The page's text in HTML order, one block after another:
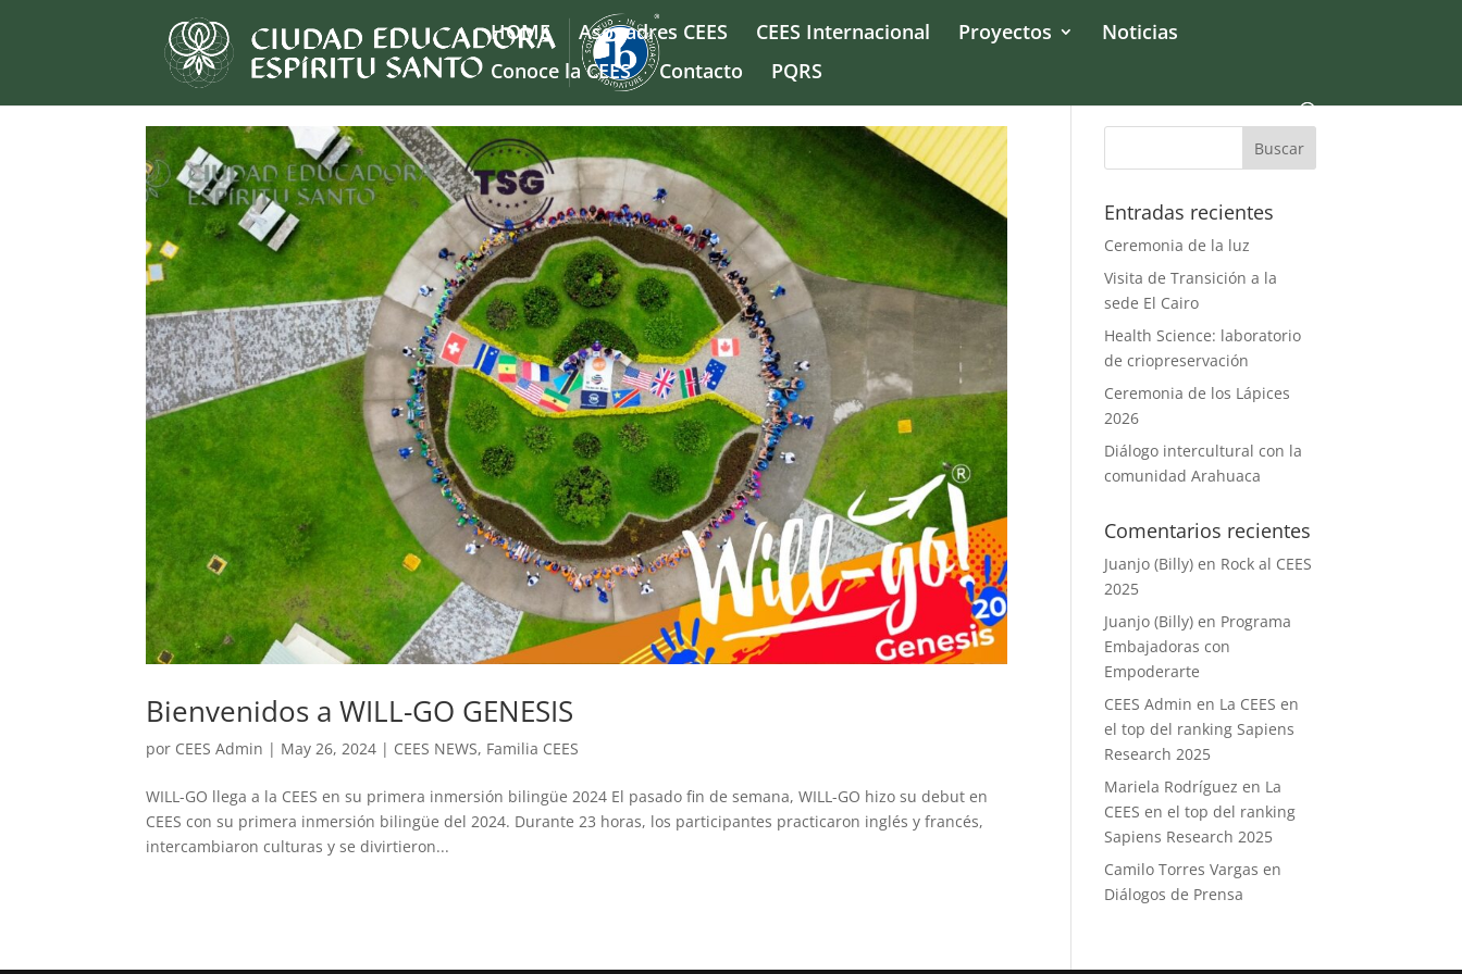
HOME Asopadres CEES CEES Internacional Proyectos
Noticias
Conoce la CEES
Contacto PQRS
Bienvenidos a WILL-GO GENESIS
por CEES Admin | May 26, 2024 | CEES NEWS, Familia CEES
WILL-GO llega a la CEES en su primera inmersión bilingüe 2024 El pasado fin de semana, WILL-GO hizo su debut en
CEES con su primera inmersión bilingüe del 2024. Durante 23 horas, los participantes practicaron inglés y francés,
intercambiaron culturas y se divirtieron...
Entradas recientes
Ceremonia de la luz
Visita de Transición a la
sede El Cairo
Health Science: laboratorio
de criopreservación
Ceremonia de los Lápices
2026
Diálogo intercultural con la
comunidad Arahuaca
Comentarios recientes
Juanjo (Billy) en Rock al CEES
2025
Juanjo (Billy) en Programa
Embajadoras con
Empoderarte
CEES Admin en La CEES en
el top del ranking Sapiens
Research 2025
Mariela Rodríguez en La
CEES en el top del ranking
Sapiens Research 2025
Camilo Torres Vargas en
Diálogos de Prensa